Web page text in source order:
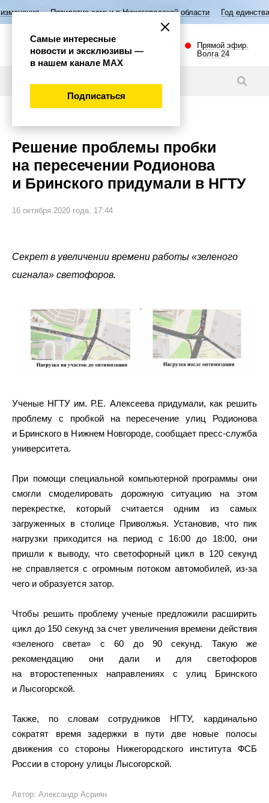
семьи в Нижегородской области Год единства народов России
Прямой эфир.
Волга 24
Решение проблемы пробки
на пересечении Родионова
и Бринского придумали в НГТУ
16 октября 2020 года, 17:44
Секрет в увеличении времени работы «зеленого
сигнала» светофоров.
Ученые НГТУ им. Р.Е. Алексеева придумали, как решить
проблему с пробкой на пересечение улиц Родионова
и Бринского в Нижнем Новгороде, сообщает пресс-служба
университета.
При помощи специальной компьютерной программы они
смогли смоделировать дорожную ситуацию на этом
перекрестке, который считается одним из самых
загруженных в столице Приволжья. Установив, что пик
нагрузки приходится на период с 16:00 до 18:00, они
пришли к выводу, что светофорный цикл в 120 секунд
не справляется с огромным потоком автомобилей, из-за
чего и образуется затор.
Чтобы решить проблему ученые предложили расширить
цикл до 150 секунд за счет увеличения времени действия
«зеленого света» с 60 до 90 секунд. Такую же
рекомендацию они дали и для светофоров
на второстепенных направлениях с улиц Бринского
и Лысогорской.
Также, по словам сотрудников НГТУ, кардинально
сократят время задержки в пути две новые полосы
движения со стороны Нижегородского института ФСБ
России в сторону улицы Лысогорской.
Автор: Александр Асриян
Самые интересные
новости и эксклюзивы —
в нашем канале МАХ
Подписаться